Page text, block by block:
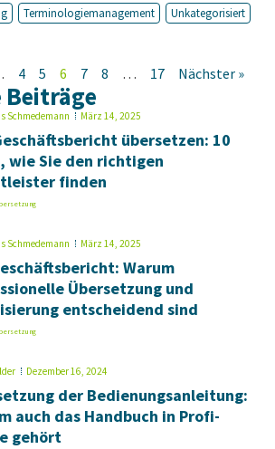
Terminologiemanagement Unkategorisiert
4 5 6 7 8 … 17 Nächster »
Beiträge
Schmedemann März 14, 2025
übersetzen: 10
wie Sie den richtigen
finden
Schmedemann März 14, 2025
Warum
Übersetzung und
entscheidend sind
Dezember 16, 2024
der Bedienungsanleitung:
auch das Handbuch in Profi-
gehört